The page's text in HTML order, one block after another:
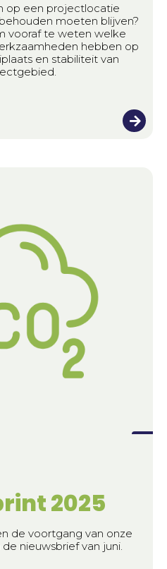
op een projectlocatie
moeten blijven?
vooraf te weten welke
hebben op
en stabiliteit van
2025
de voortgang van onze
nieuwsbrief van juni.